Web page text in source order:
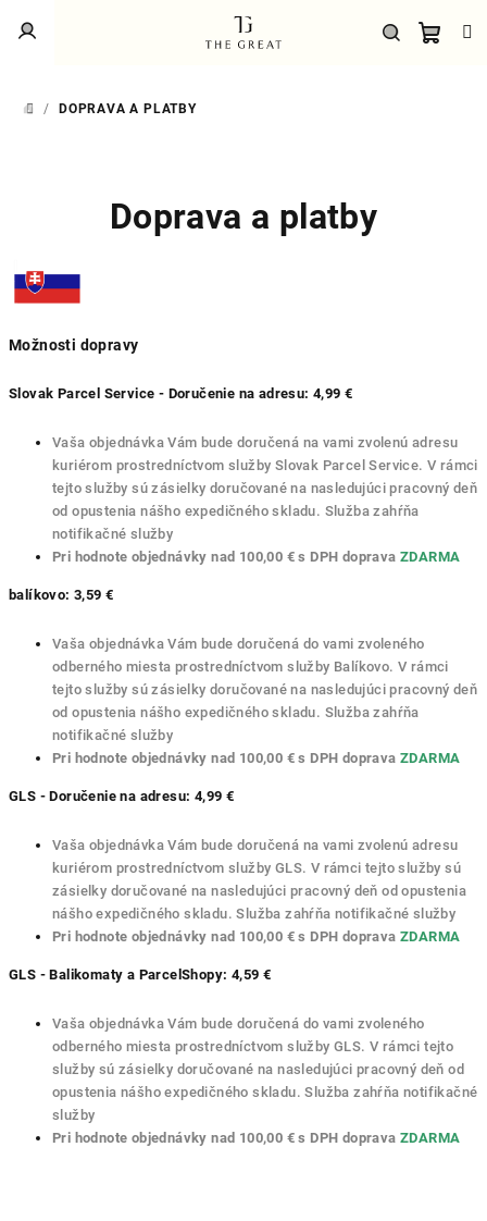
Prihlásenie
DOMOV
/ DOPRAVA A PLATBY
Doprava a platby
Možnosti dopravy
Slovak Parcel Service - Doručenie na adresu: 4,99 €
Vaša objednávka Vám bude doručená na vami zvolenú adresu
kuriérom prostredníctvom služby Slovak Parcel Service. V rámci
tejto služby sú zásielky doručované na nasledujúci pracovný deň
od opustenia nášho expedičného skladu. Služba zahŕňa
notifikačné služby
Pri hodnote objednávky nad 100,00 € s DPH doprava ZDARMA
balíkovo: 3,59 €
Vaša objednávka Vám bude doručená do vami zvoleného
odberného miesta prostredníctvom služby Balíkovo. V rámci
tejto služby sú zásielky doručované na nasledujúci pracovný deň
od opustenia nášho expedičného skladu. Služba zahŕňa
notifikačné služby
Pri hodnote objednávky nad 100,00 € s DPH doprava ZDARMA
GLS - Doručenie na adresu: 4,99 €
Vaša objednávka Vám bude doručená na vami zvolenú adresu
kuriérom prostredníctvom služby GLS. V rámci tejto služby sú
zásielky doručované na nasledujúci pracovný deň od opustenia
nášho expedičného skladu. Služba zahŕňa notifikačné služby
Pri hodnote objednávky nad 100,00 € s DPH doprava ZDARMA
GLS - Balikomaty a ParcelShopy: 4,59 €
Vaša objednávka Vám bude doručená do vami zvoleného
odberného miesta prostredníctvom služby GLS. V rámci tejto
služby sú zásielky doručované na nasledujúci pracovný deň od
opustenia nášho expedičného skladu. Služba zahŕňa notifikačné
služby
Pri hodnote objednávky nad 100,00 € s DPH doprava ZDARMA